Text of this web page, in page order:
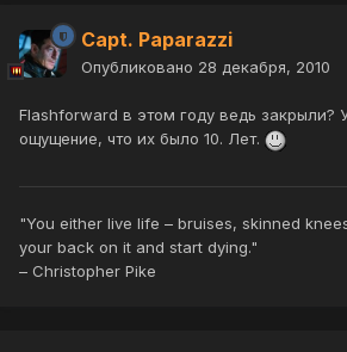
Capt. Paparazzi
Опубликовано 28 декабря, 2010
Flashforward в этом году ведь закрыли?
ощущение, что их было 10. Лет.
"You either live life – bruises, skinned
your back on it and start dying."
– Christopher Pike